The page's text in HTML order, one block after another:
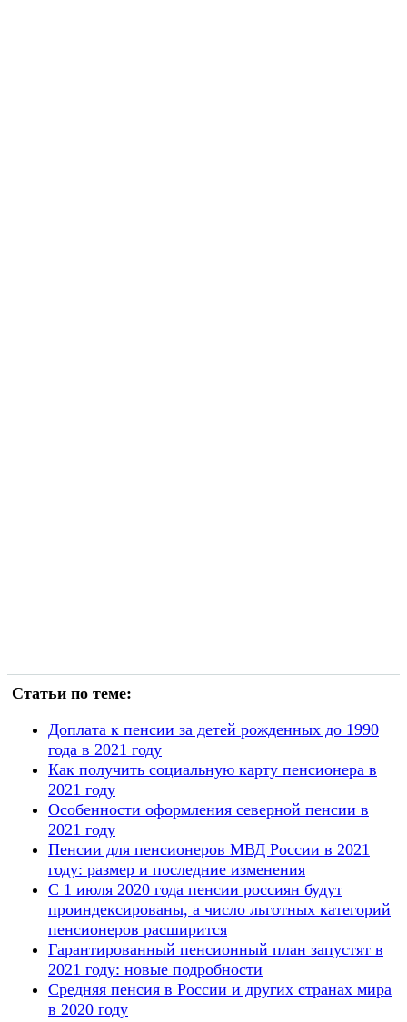
Статьи по теме:
Доплата к пенсии за детей рожденных до 1990
года в 2021 году
Как получить социальную карту пенсионера в
2021 году
Особенности оформления северной пенсии в
2021 году
Пенсии для пенсионеров МВД России в 2021
году: размер и последние изменения
С 1 июля 2020 года пенсии россиян будут
проиндексированы, а число льготных категорий
пенсионеров расширится
Гарантированный пенсионный план запустят в
2021 году: новые подробности
Средняя пенсия в России и других странах мира
в 2020 году